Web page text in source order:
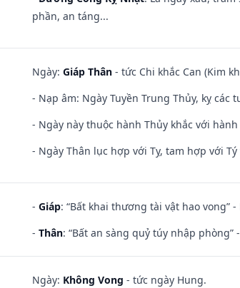
phần, an táng...
Ngày: Giáp Thân - tức Chi khắc Can (Kim
- Nạp âm: Ngày Tuyền Trung Thủy, kỵ các
- Ngày này thuộc hành Thủy khắc với
- Ngày Thân lục hợp với Tỵ, tam hợp với
- Giáp: “Bất khai thương tài vật hao
- Thân: “Bất an sàng quỷ túy nhập
Ngày: Không Vong - tức ngày Hung.